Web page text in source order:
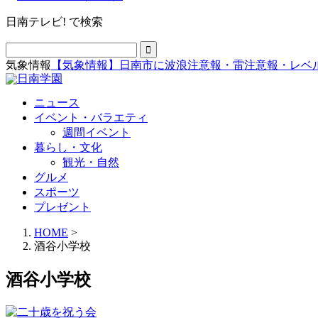
日南テレビ! で検索
気象情報 【気象情報】日南市に波浪注意報・雷注意報・レベ
ニュース
イベント・バラエティ
週間イベント
暮らし・文化
観光・自然
グルメ
スポーツ
プレゼント
HOME >
酒谷小学校
酒谷小学校